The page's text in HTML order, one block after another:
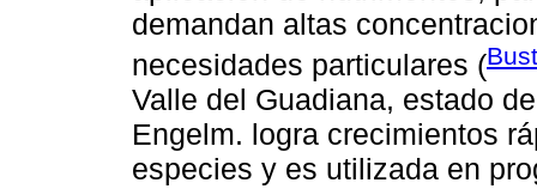
demandan altas
necesidades particulares (
Valle del Guadiana, estado
Engelm. logra crecimientos
especies y es utilizada en